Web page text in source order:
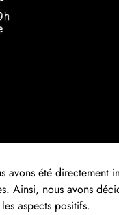
avons été directement
Ainsi, nous avons
aspects positifs.